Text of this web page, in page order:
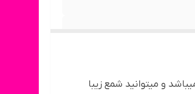
و میتوانید شمع زیبا